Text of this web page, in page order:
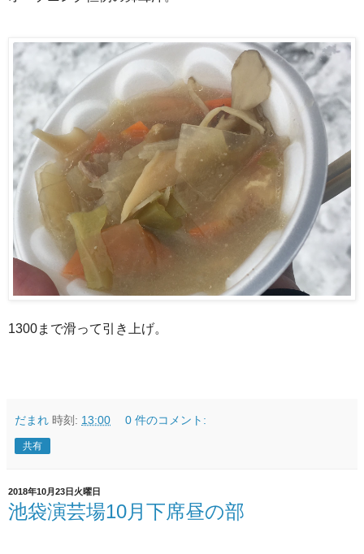
1300まで滑って引き上げ。
だまれ 時刻: 13:00 0 件のコメント:
共有
2018年10月23日火曜日
池袋演芸場10月下席昼の部